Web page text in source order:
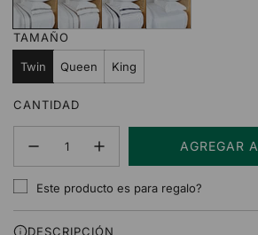
r
i
s
e
i
e
e
g
o
a
TAMAÑO
Twin Queen King
CANTIDAD
AGREGAR
Este producto es para regalo?
DESCRIPCIÓN